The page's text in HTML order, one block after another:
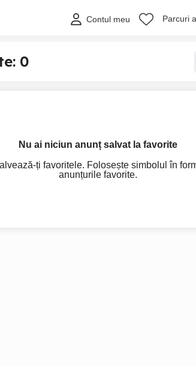
Contul meu Parcuri
0
Nu ai niciun anunț salvat la favorite
ți favoritele. Folosește simbolul în
anunțurile favorite.